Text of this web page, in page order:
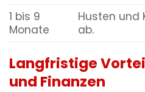
1 bis 9
Monate
Husten und
ab.
Langfristige
und Finanzen